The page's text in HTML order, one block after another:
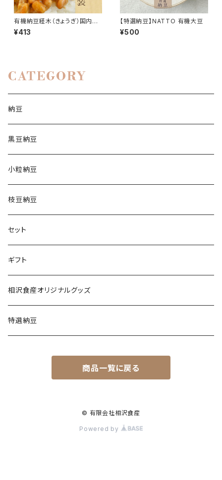
有機納豆経木（きょうぎ）国内オ
ーガニック大豆100％使用
¥413
【特選納豆】NATTO 有機大豆
¥500
CATEGORY
納豆
黒豆納豆
小粒納豆
枝豆納豆
セット
ギフト
相沢食産オリジナルグッズ
特選納豆
商品一覧に戻る
© 有限会社相沢食産
Powered by